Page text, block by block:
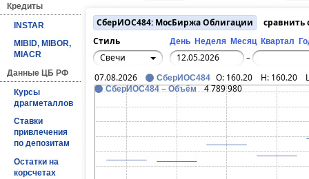
Кредиты
INSTAR
MIBID, MIBOR,
MIACR
Данные ЦБ РФ
Курсы
драгметаллов
Ставки
привлечения
по депозитам
Остатки на
корсчетах
СберИОС484: МосБиржа Облигации
сравнить
Стиль
День Неделя Месяц Квартал
Свечи
–
07.08.2026
СберИОС484 O: 160.20 H: 160.20
СберИОС484 – Объём 4 789 980